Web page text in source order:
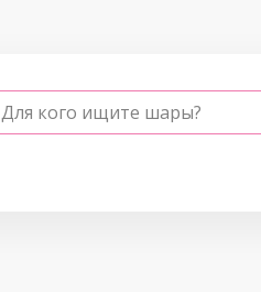
Для кого ищите шары?